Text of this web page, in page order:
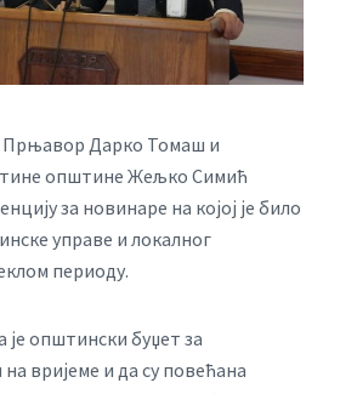
Дарко Томаш и
општине Жељко Симић
за новинаре на којој је било
управе и локалног
периоду.
је општински буџет за
на вријеме и да су повећана